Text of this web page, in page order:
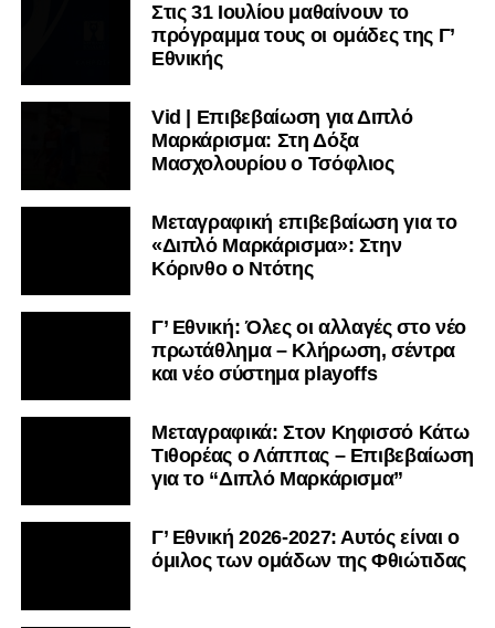
Στις 31 Ιουλίου μαθαίνουν το
πρόγραμμα τους οι ομάδες της Γ’
Εθνικής
Vid | Επιβεβαίωση για Διπλό
Μαρκάρισμα: Στη Δόξα
Μασχολουρίου ο Τσόφλιος
Μεταγραφική επιβεβαίωση για το
«Διπλό Μαρκάρισμα»: Στην
Κόρινθο ο Ντότης
Γ’ Εθνική: Όλες οι αλλαγές στο νέο
πρωτάθλημα – Κλήρωση, σέντρα
και νέο σύστημα playoffs
Μεταγραφικά: Στον Κηφισσό Κάτω
Τιθορέας ο Λάππας – Επιβεβαίωση
για το “Διπλό Μαρκάρισμα”
Γ’ Εθνική 2026-2027: Αυτός είναι ο
όμιλος των ομάδων της Φθιώτιδας